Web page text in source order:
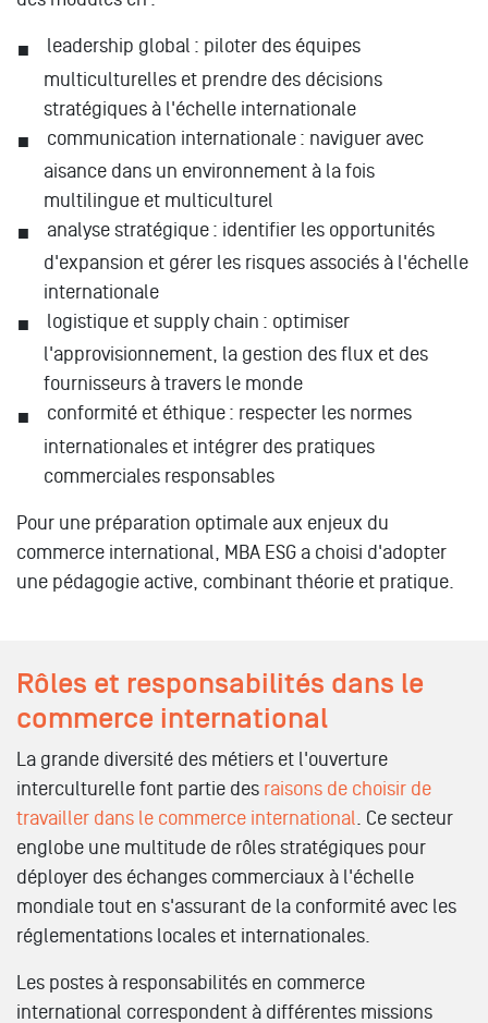
leadership global : piloter des équipes
multiculturelles et prendre des décisions
stratégiques à l'échelle internationale
communication internationale : naviguer avec
aisance dans un environnement à la fois
multilingue et multiculturel
analyse stratégique : identifier les opportunités
d'expansion et gérer les risques associés à l'échelle
internationale
logistique et supply chain : optimiser
l'approvisionnement, la gestion des flux et des
fournisseurs à travers le monde
conformité et éthique : respecter les normes
internationales et intégrer des pratiques
commerciales responsables
Pour une préparation optimale aux enjeux du
commerce international, MBA ESG a choisi d'adopter
une pédagogie active, combinant théorie et pratique.
Rôles et responsabilités dans le
commerce international
La grande diversité des métiers et l'ouverture
interculturelle font partie des raisons de choisir de
travailler dans le commerce international . Ce secteur
englobe une multitude de rôles stratégiques pour
déployer des échanges commerciaux à l'échelle
mondiale tout en s'assurant de la conformité avec les
réglementations locales et internationales.
Les postes à responsabilités en commerce
international correspondent à différentes missions